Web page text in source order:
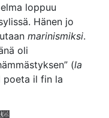
loppuu
Hänen jo
marinismiksi.
oli
(la
poeta il fin la